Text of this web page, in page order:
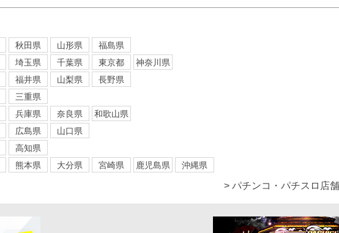
秋田県 山形県
福島県
埼玉県 千葉県 東京都
神奈川県
福井県 山梨県
長野県
三重県
兵庫県 奈良県
和歌山県
広島県
山口県
高知県
熊本県 大分県 宮崎県 鹿児島県 沖縄県
> パチンコ・パチスロ店